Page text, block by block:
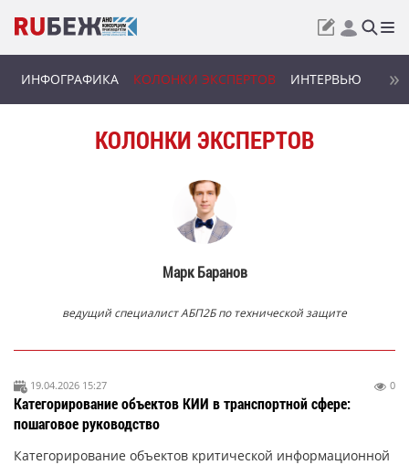
ИНФОГРАФИКА КОЛОНКИ ЭКСПЕРТОВ ИНТЕРВЬЮ
КОЛОНКИ ЭКСПЕРТОВ
Марк Баранов
ведущий специалист АБП2Б по технической защите
19.04.2026 15:27 0
Категорирование объектов КИИ в транспортной сфере:
пошаговое руководство
Категорирование объектов критической информационной